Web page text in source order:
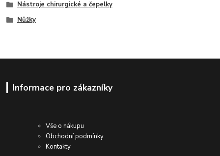
Nástroje chirurgické a čepelky
Nůžky
Informace pro zákazníky
Vše o nákupu
Obchodní podmínky
Kontakty